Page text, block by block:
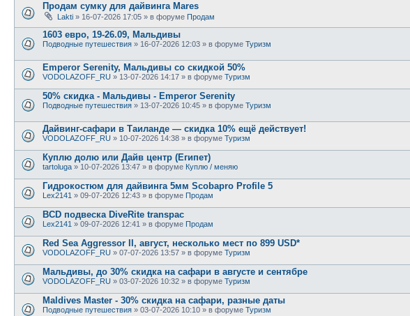
Продам сумку для дайвинга Mares
Lakti » 16-07-2026 17:05 » в форуме Продам
1603 евро, 19-26.09, Мальдивы
Подводные путешествия » 16-07-2026 12:03 » в форуме Туризм
Emperor Serenity, Мальдивы со скидкой 50%
VODOLAZOFF_RU » 13-07-2026 14:17 » в форуме Туризм
50% скидка - Мальдивы - Emperor Serenity
Подводные путешествия » 13-07-2026 10:45 » в форуме Туризм
Дайвинг-сафари в Таиланде — скидка 10% ещё действует!
VODOLAZOFF_RU » 10-07-2026 14:38 » в форуме Туризм
Куплю долю или Дайв центр (Египет)
tartoluga » 10-07-2026 13:47 » в форуме Куплю / меняю
Гидрокостюм для дайвинга 5мм Scobapro Profile 5
Lex2141 » 09-07-2026 12:43 » в форуме Продам
BCD подвеска DiveRite transpac
Lex2141 » 09-07-2026 12:41 » в форуме Продам
Red Sea Aggressor II, август, несколько мест по 899 USD*
VODOLAZOFF_RU » 07-07-2026 13:57 » в форуме Туризм
Мальдивы, до 30% скидка на сафари в августе и сентябре
VODOLAZOFF_RU » 03-07-2026 10:32 » в форуме Туризм
Maldives Master - 30% скидка на сафари, разные даты
Подводные путешествия » 03-07-2026 10:10 » в форуме Туризм